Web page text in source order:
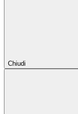
Chiudi